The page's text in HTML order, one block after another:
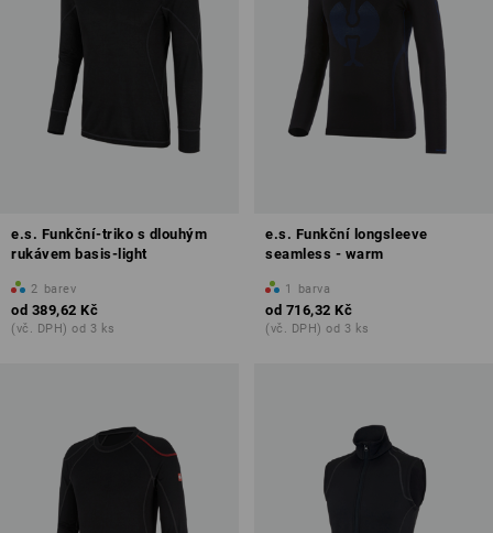
e.s. Funkční-triko s dlouhým
rukávem basis-light
2 barev
od 389,62 Kč
(vč. DPH) od 3 ks
e.s. Funkční longsleeve
seamless - warm
1 barva
od 716,32 Kč
(vč. DPH) od 3 ks